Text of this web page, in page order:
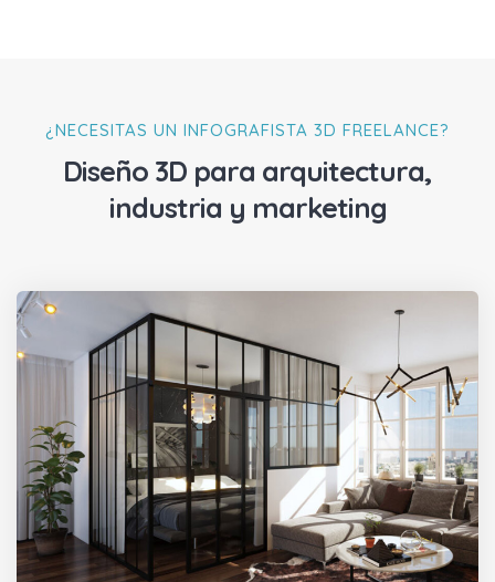
¿NECESITAS UN INFOGRAFISTA 3D FREELANCE?
Diseño 3D para arquitectura,
industria y marketing